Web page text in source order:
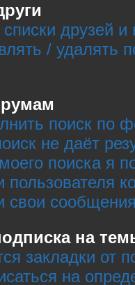
друзей и
/ удалять
поиск по
не даёт
поиска я
пользователя
свои
на
закладки от
на